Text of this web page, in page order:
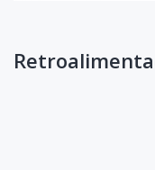
Feb-2019
varias empresas.